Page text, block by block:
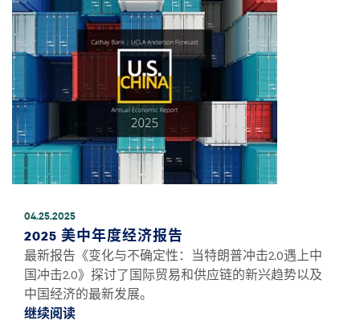
04.25.2025
2025 美中年度经济报告
最新报告《变化与不确定性：当特朗普冲击2.0遇上中
国冲击2.0》探讨了国际贸易和供应链的新兴趋势以及
中国经济的最新发展。
继续阅读继续阅读2025 美中年度经济报告 *